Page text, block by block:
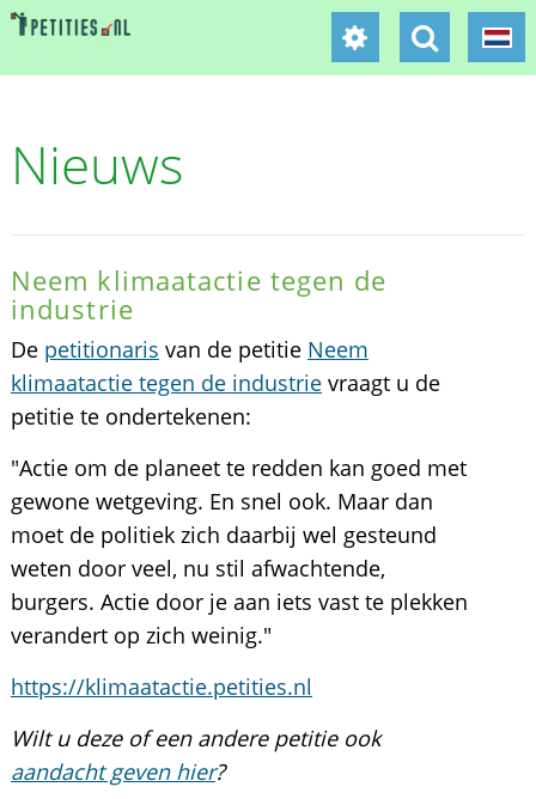
Nieuws
Neem klimaatactie tegen de
industrie
De petitionaris van de petitie Neem
klimaatactie tegen de industrievraagt u de
petitie te ondertekenen:
"Actie om de planeet te redden kan goed met
gewone wetgeving. En snel ook. Maar dan
moet de politiek zich daarbij wel gesteund
weten door veel, nu stil afwachtende,
burgers. Actie door je aan iets vast te plekken
verandert op zich weinig."
https://klimaatactie.petities.nl
Wilt u deze of een andere petitie ook
aandacht geven hier?